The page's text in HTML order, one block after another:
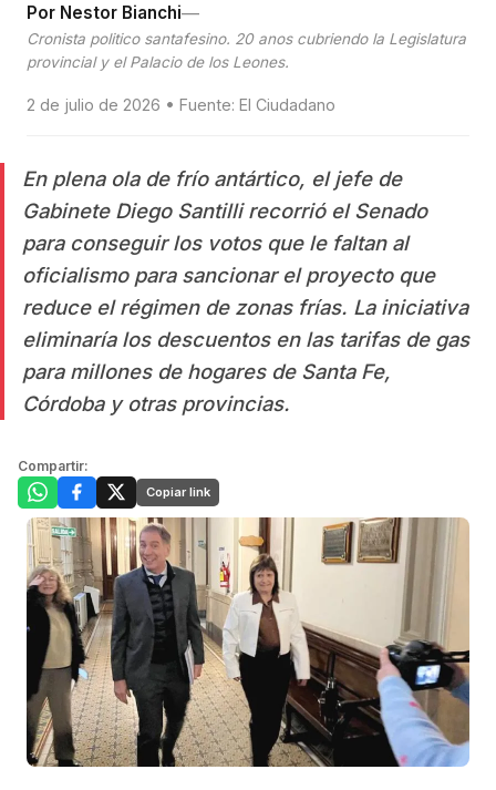
Por Nestor Bianchi—
Cronista politico santafesino. 20 anos cubriendo la Legislatura
provincial y el Palacio de los Leones.
2 de julio de 2026 • Fuente: El Ciudadano
En plena ola de frío antártico, el jefe de
Gabinete Diego Santilli recorrió el Senado
para conseguir los votos que le faltan al
oficialismo para sancionar el proyecto que
reduce el régimen de zonas frías. La iniciativa
eliminaría los descuentos en las tarifas de gas
para millones de hogares de Santa Fe,
Córdoba y otras provincias.
Compartir:
Copiar link